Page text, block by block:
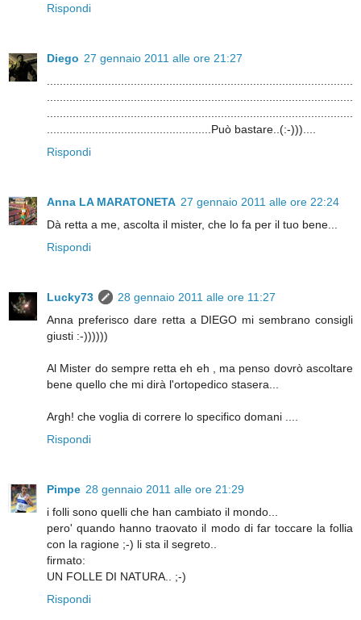
Rispondi
Diego 27 gennaio 2011 alle ore 21:27
...................................................Può bastare..(:-)))....
Rispondi
Anna LA MARATONETA 27 gennaio 2011 alle ore 22:24
Dà retta a me, ascolta il mister, che lo fa per il tuo bene...
Rispondi
Lucky73
28 gennaio 2011 alle ore 11:27
Anna preferisco dare retta a DIEGO mi sembrano consigli
giusti :-))))))
Al Mister do sempre retta eh eh , ma penso dovrò ascoltare
bene quello che mi dirà l'ortopedico stasera...
Argh! che voglia di correre lo specifico domani ....
Rispondi
Pimpe 28 gennaio 2011 alle ore 21:29
i folli sono quelli che han cambiato il mondo...
pero' quando hanno traovato il modo di far toccare la follia
con la ragione ;-) li sta il segreto..
firmato:
UN FOLLE DI NATURA.. ;-)
Rispondi